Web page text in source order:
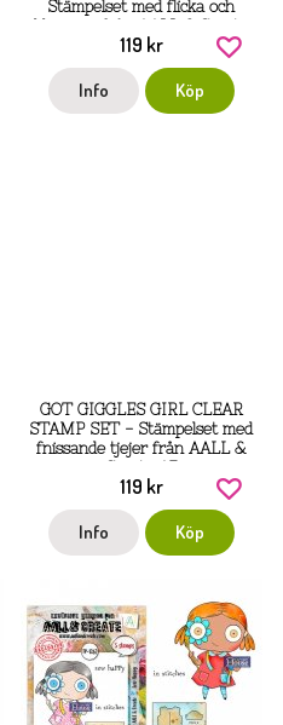
Stämpelset med flicka och
A7
119 kr
Info Köp
GOT GIGGLES GIRL CLEAR
STAMP SET - Stämpelset med
fnissande tjejer från AALL &
119 kr
Info Köp